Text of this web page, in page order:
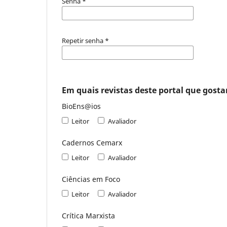
Repetir senha *
Em quais revistas deste portal que
BioEns@ios
Leitor Avaliador
Cadernos Cemarx
Leitor Avaliador
Ciências em Foco
Leitor Avaliador
Crítica Marxista